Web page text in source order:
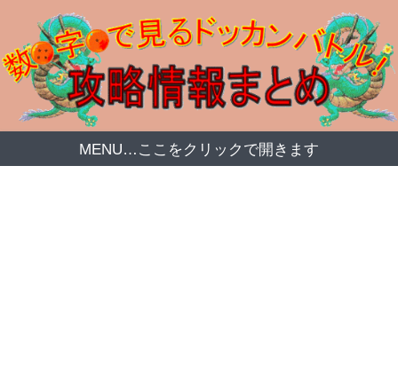
MENU…ここをクリックで開きます